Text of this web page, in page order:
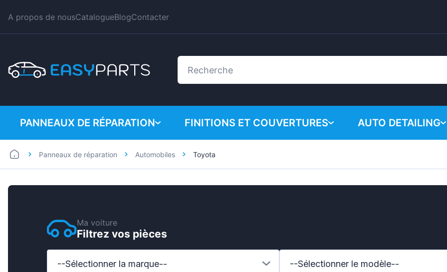
A propos de nousCatalogueBlogContacter
PANNEAUX DE RÉPARATION
Automobiles
FINITIONS ET COUVERTURES
BMW
AUTO DETAILING
Panneaux de réparation Automobiles Toyota
Ma voiture
Filtrez vos pièces
--Sélectionner la marque-- --Sélectionner le modèle--